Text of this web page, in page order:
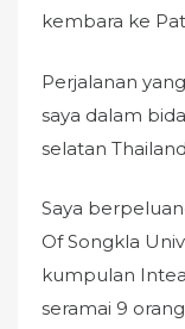
kembara ke
Perjalanan
saya dalam
selatan
Saya
Of Songkla
kumpulan
seramai 9